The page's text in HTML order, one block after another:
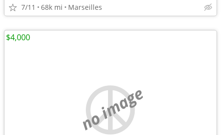
7/11 68k mi Marseilles
no image
$4,000